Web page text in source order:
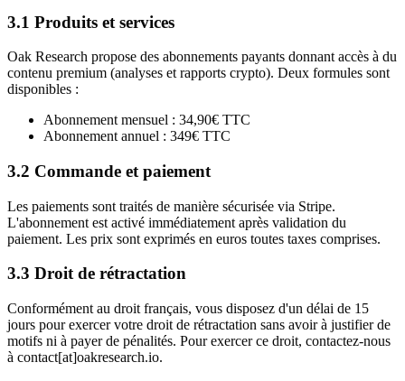
3.1 Produits et services
Oak Research propose des abonnements payants donnant accès à du
contenu premium (analyses et rapports crypto). Deux formules sont
disponibles :
Abonnement mensuel : 34,90€ TTC
Abonnement annuel : 349€ TTC
3.2 Commande et paiement
Les paiements sont traités de manière sécurisée via Stripe.
L'abonnement est activé immédiatement après validation du
paiement. Les prix sont exprimés en euros toutes taxes comprises.
3.3 Droit de rétractation
Conformément au droit français, vous disposez d'un délai de 15
jours pour exercer votre droit de rétractation sans avoir à justifier de
motifs ni à payer de pénalités. Pour exercer ce droit, contactez-nous
à contact[at]oakresearch.io.